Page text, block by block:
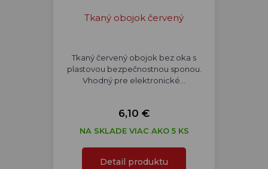
Tkaný obojok červený
Tkaný červený obojok bez oka s
plastovou bezpečnostnou sponou.
Vhodný pre elektronické…
6,10 €
NA SKLADE VIAC AKO 5 KS
Detail produktu